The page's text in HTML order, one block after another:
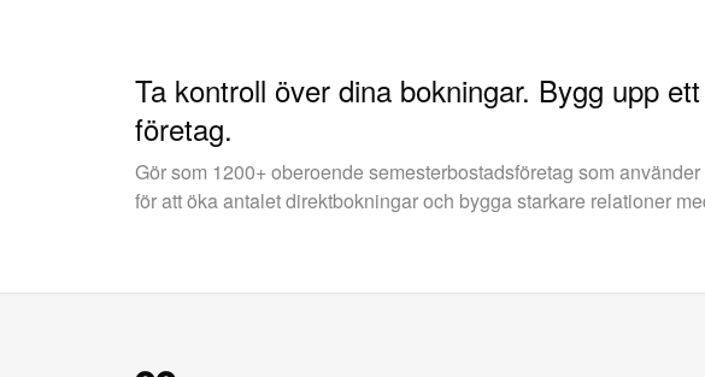
Ta kontroll över dina bokningar. Bygg upp
företag.
Gör som 1200+ oberoende semesterbostadsföretag som
för att öka antalet direktbokningar och bygga starkare relationer